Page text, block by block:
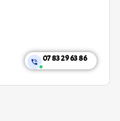
07 83 29 63 86